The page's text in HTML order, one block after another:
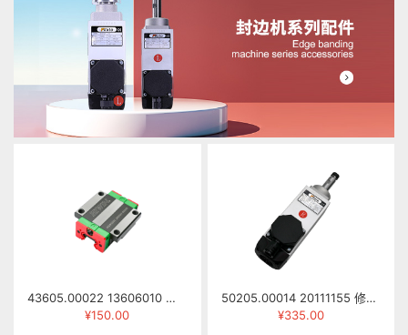
43605.00022 13606010 滑块 HGW25CCZAH
¥150.00
50205.00014 20111155 修边电机 HSI55/92L-R 0.5KW 220/380V 12000RPM 200HZ) 右旋
¥335.00